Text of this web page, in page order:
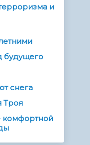
и
будущего
снега
Троя